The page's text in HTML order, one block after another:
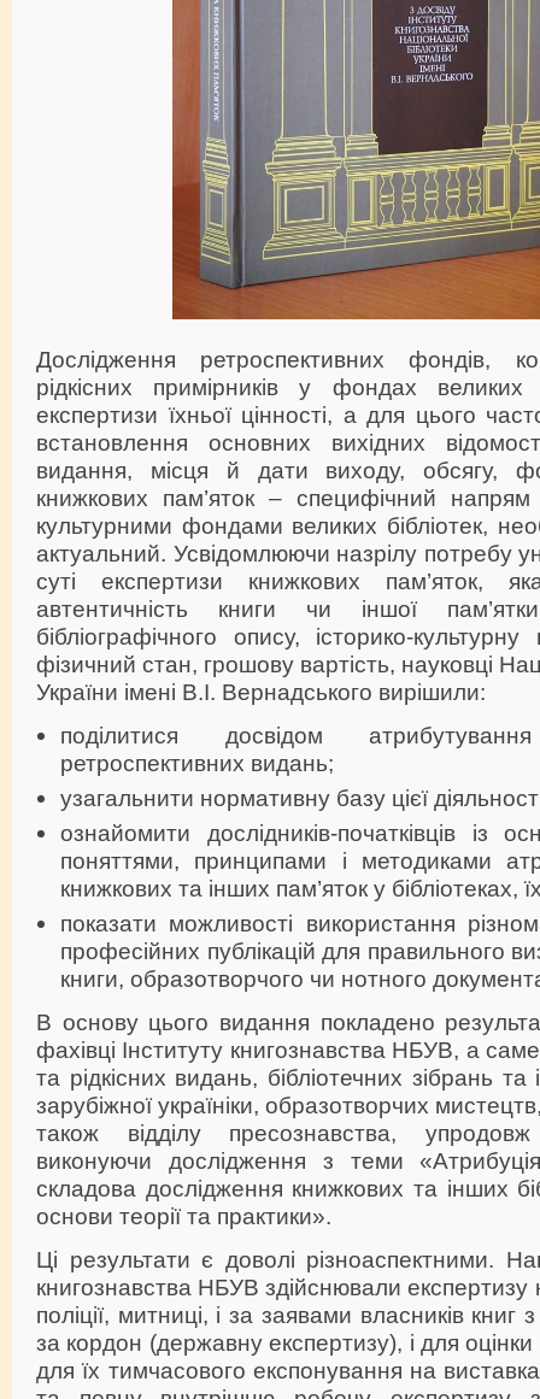
Дослідження ретроспективних фондів,
рідкісних примірників у фондах великих
експертизи їхньої цінності, а для цього
встановлення основних вихідних
видання, місця й дати виходу, обсягу,
книжкових пам’яток – специфічний
культурними фондами великих бібліотек,
актуальний. Усвідомлюючи назрілу потребу
суті експертизи книжкових пам’яток,
автентичність книги чи іншої
бібліографічного опису, історико-культурну
фізичний стан, грошову вартість, науковці
України імені В.І. Вернадського вирішили:
поділитися досвідом
ретроспективних видань;
узагальнити нормативну базу цієї
ознайомити дослідників-початківців із
поняттями, принципами і методиками
книжкових та інших пам’яток у бібліотеках,
показати можливості використання
професійних публікацій для правильного
книги, образотворчого чи нотного
В основу цього видання покладено
фахівці Інституту книгознавства НБУВ, а саме
та рідкісних видань, бібліотечних зібрань та
зарубіжної україніки, образотворчих
також відділу пресознавства,
виконуючи дослідження з теми
складова дослідження книжкових та інших
основи теорії та практики».
Ці результати є доволі різноаспектними.
книгознавства НБУВ здійснювали експертизу
поліції, митниці, і за заявами власників
за кордон (державну експертизу), і для оцінки
для їх тимчасового експонування на